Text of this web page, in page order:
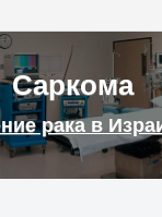
Саркома
рака в